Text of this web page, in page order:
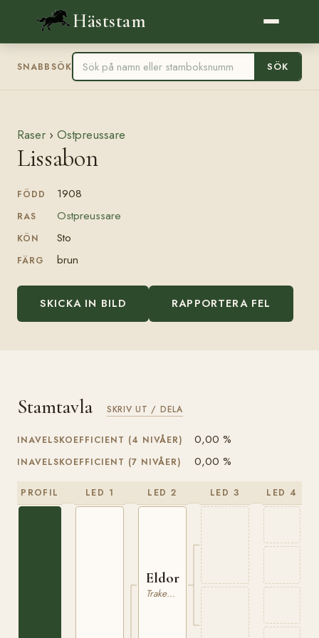
Häststam
SNABBSÖK SÖK
Raser › Ostpreussare
Lissabon
FÖDD 1908
RAS Ostpreussare
KÖN Sto
FÄRG brun
SKICKA IN BILD RAPPORTERA FEL
Stamtavla SKRIV UT / DELA
INAVELSKOEFFICIENT (4 NIVÅER) 0,00 %
INAVELSKOEFFICIENT (7 NIVÅER) 0,00 %
PROFIL LED 1 LED 2
Eldorado
Trakehner
LED 3 LED 4